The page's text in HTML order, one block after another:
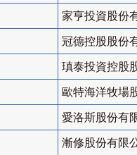
家亨投資股份
冠德控股股份
瑱泰投資控股
歐特海洋牧場
愛洛斯股份有
漸修股份有限